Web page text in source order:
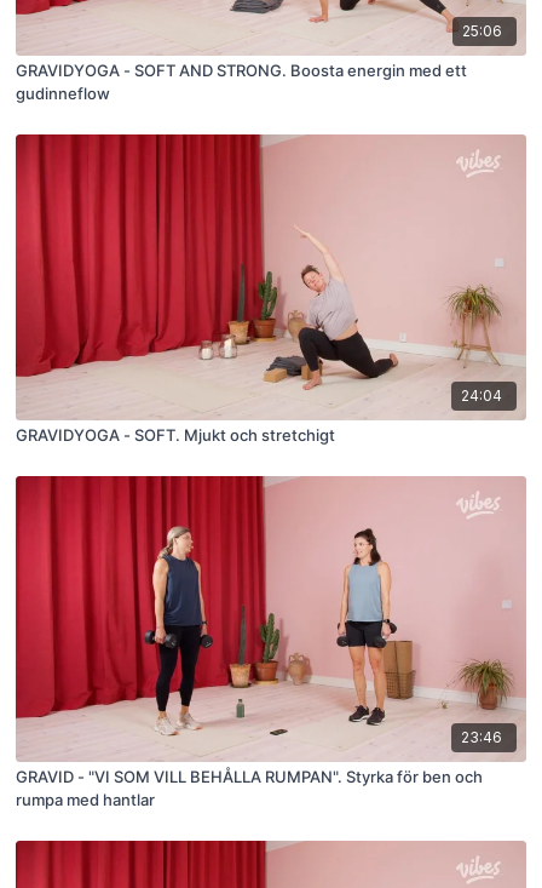
25:06
GRAVIDYOGA - SOFT AND STRONG. Boosta energin med ett
gudinneflow
24:04
GRAVIDYOGA - SOFT. Mjukt och stretchigt
23:46
GRAVID - "VI SOM VILL BEHÅLLA RUMPAN". Styrka för ben och
rumpa med hantlar